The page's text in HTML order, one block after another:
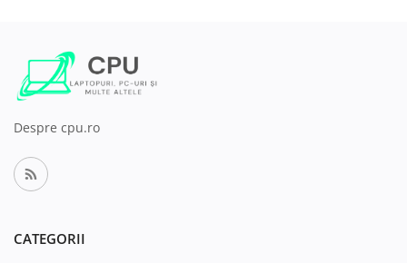
Despre cpu.ro
CATEGORII